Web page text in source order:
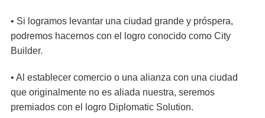
• Si logramos levantar una ciudad grande y próspera,
podremos hacernos con el logro conocido como City
Builder.
• Al establecer comercio o una alianza con una ciudad
que originalmente no es aliada nuestra, seremos
premiados con el logro Diplomatic Solution.